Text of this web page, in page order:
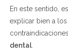
En este sentido,
explicar bien a
dental.